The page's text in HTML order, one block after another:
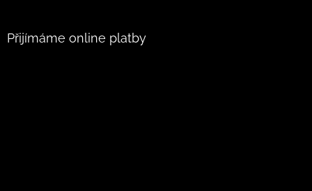
Přijímáme online platby